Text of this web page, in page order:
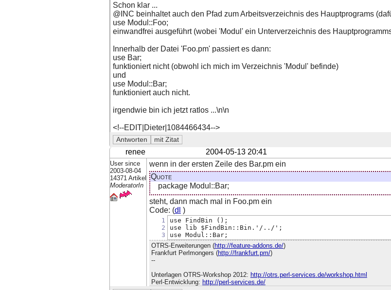
Schon klar ...
@INC beinhaltet auch den Pfad zum Arbeitsverzeichnis des Hauptprograms
use Modul::Foo;
einwandfrei ausgeführt (wobei 'Modul' ein Unterverzeichnis des
Innerhalb der Datei 'Foo.pm' passiert es dann:
use Bar;
funktioniert nicht (obwohl ich mich im Verzeichnis 'Modul' befinde)
und
use Modul::Bar;
funktioniert auch nicht.
irgendwie bin ich jetzt ratlos ...\n\n
<!--EDIT|Dieter|1084466434-->
renee 2004-05-13 20:41
User since
2003-08-04
14371 Artikel
ModeratorIn
wenn in der ersten Zeile des Bar.pm ein
Quote
package Modul::Bar;
steht, dann mach mal in Foo.pm ein
Code: (dl )
1
2
3
use FindBin ();
use lib $FindBin::Bin.'/../';
use Modul::Bar;
OTRS-Erweiterungen (http://feature-addons.de/)
Frankfurt Perlmongers (http://frankfurt.pm/)
--
Unterlagen OTRS-Workshop 2012: http://otrs.perl-services.de/workshop.html
Perl-Entwicklung: http://perl-services.de/